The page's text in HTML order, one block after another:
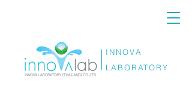
INNOVA
LABORATORY